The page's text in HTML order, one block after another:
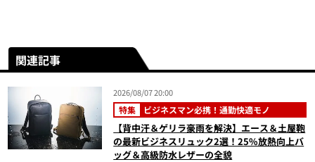
関連記事
2026/08/07 20:00
特集 ビジネスマン必携！通勤快適モノ
【背中汗＆ゲリラ豪雨を解決】エース＆土屋鞄
の最新ビジネスリュック2選！25%放熱向上バ
ッグ＆高級防水レザーの全貌